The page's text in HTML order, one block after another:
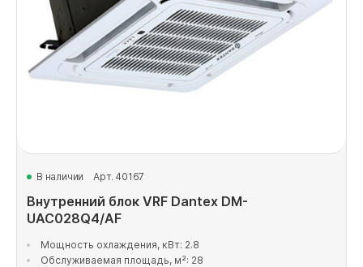
В наличии Арт. 40167
Внутренний блок VRF Dantex DM-
UAC028Q4/AF
Мощность охлаждения, кВт: 2.8
Обслуживаемая площадь, м²: 28